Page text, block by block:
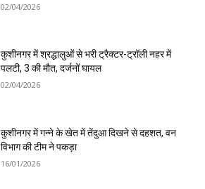
02/04/2026
कुशीनगर में श्रद्धालुओं से भरी ट्रैक्टर-ट्रॉली नहर में
पलटी, 3 की मौत, दर्जनों घायल
02/04/2026
कुशीनगर में गन्ने के खेत में तेंदुआ दिखने से दहशत, वन
विभाग की टीम ने पकड़ा
16/01/2026